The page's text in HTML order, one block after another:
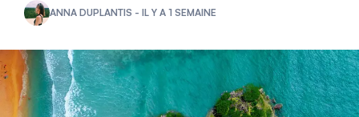
ANNA DUPLANTIS - IL Y A 1 SEMAINE